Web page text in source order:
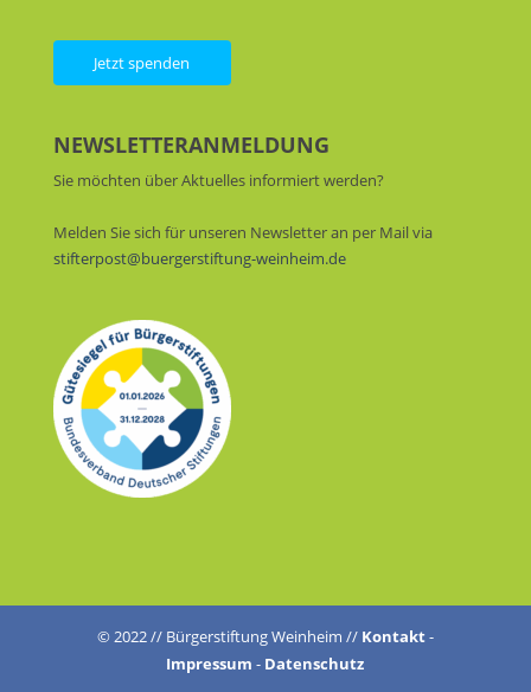
Jetzt spenden
NEWSLETTERANMELDUNG
Sie möchten über Aktuelles informiert werden?
Melden Sie sich für unseren Newsletter an per Mail via
stifterpost@buergerstiftung-weinheim.de
© 2022 // Bürgerstiftung Weinheim // Kontakt-
Impressum - Datenschutz